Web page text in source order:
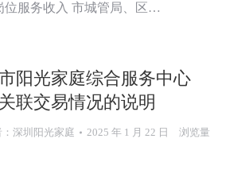
位服务收入 市城管局、区…
阳光家庭综合服务中心
联交易情况的说明
深圳阳光家庭 2025 年 1 月 22 日
浏览量